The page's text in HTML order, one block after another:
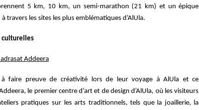
5 km, 10 km, un semi-marathon (21 km) et un épique
travers les sites les plus emblématiques d’AlUla.
culturelles
Addeera
à faire preuve de créativité lors de leur voyage à AlUla et ce
le premier centre d’art et de design d’AlUla, où les visiteurs
pratiques sur les arts traditionnels, tels que la joaillerie, la